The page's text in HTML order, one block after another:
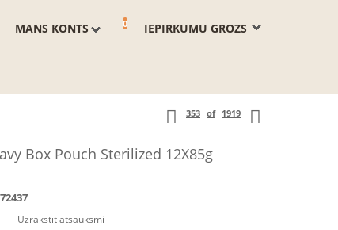
IEPIRKUMU GROZS
0
MANS KONTS
353 of 1919
Box Pouch Sterilized 12X85g
72437
Uzrakstīt atsauksmi